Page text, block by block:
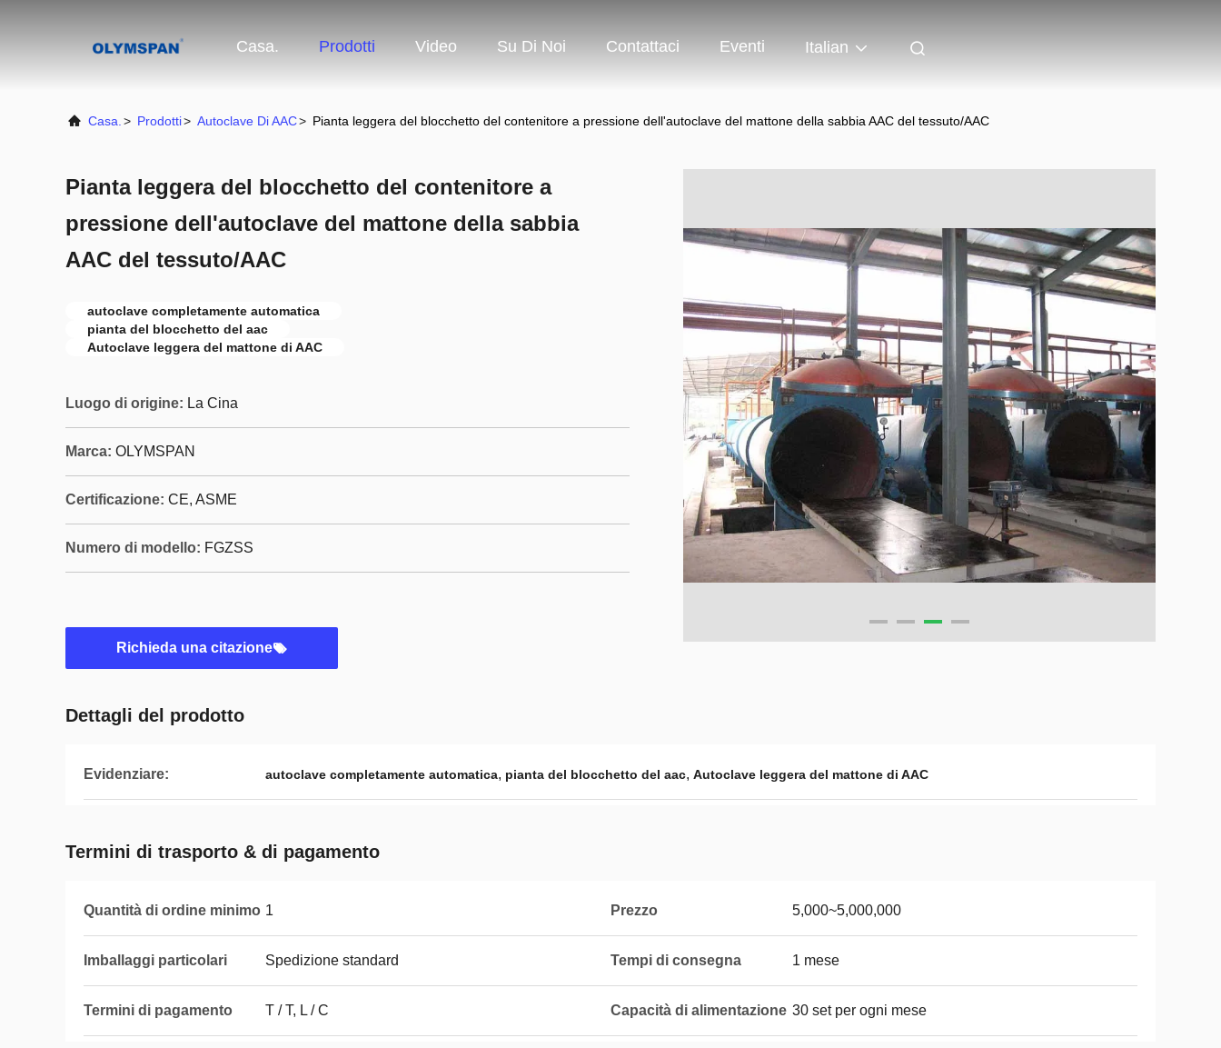
Casa. Prodotti Video Su Di Noi Contattaci Eventi Italian
Casa. > Prodotti> Autoclave Di AAC> Pianta leggera del blocchetto del contenitore a pressione dell'autoclave del mattone della sabbia AAC del tessuto/AAC
Pianta leggera del blocchetto del contenitore a
pressione dell'autoclave del mattone della sabbia
AAC del tessuto/AAC
autoclave completamente automatica
pianta del blocchetto del aac
Autoclave leggera del mattone di AAC
Luogo di origine: La Cina
Marca: OLYMSPAN
Certificazione: CE, ASME
Numero di modello: FGZSS
Richieda una citazione
Dettagli del prodotto
Evidenziare: autoclave completamente automatica, pianta del blocchetto del aac, Autoclave leggera del mattone di AAC
Termini di trasporto & di pagamento
Quantità di ordine minimo 1 Prezzo 5,000~5,000,000
Imballaggi particolari Spedizione standard Tempi di consegna 1 mese
Termini di pagamento T / T, L / C Capacità di alimentazione 30 set per ogni mese